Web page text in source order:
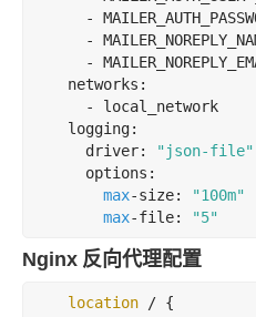
-
      driver:
"json-file"
max-size:
"100m"
max-file: "5"
Nginx 反向代理配置
location / {